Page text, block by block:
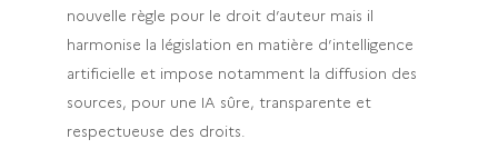
nouvelle règle pour le droit d’auteur mais il
harmonise la législation en matière d’intelligence
artificielle et impose notamment la diffusion des
sources, pour une IA sûre, transparente et
respectueuse des droits.